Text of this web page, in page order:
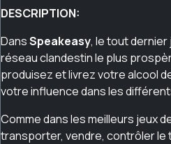
DESCRIPTION:
DansSpeakeasy, le tout dernier
réseau clandestin le plus
produisez et livrez votre alcool
votre influence dans les
Comme dans les meilleurs jeux
transporter, vendre, contrôler le